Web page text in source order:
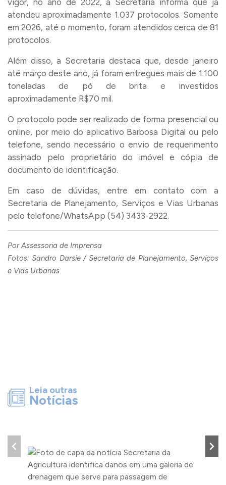
vigor, no ano de 2022, a Secretaria informa que já
atendeu aproximadamente 1.037 protocolos. Somente
em 2026, até o momento, foram atendidos cerca de 81
protocolos.
Além disso, a Secretaria destaca que, desde janeiro
até março deste ano, já foram entregues mais de 1.100
toneladas de pó de brita e investidos
aproximadamente R$70 mil.
O protocolo pode ser realizado de forma presencial ou
online, por meio do aplicativo Barbosa Digital ou pelo
telefone, sendo necessário o envio de requerimento
assinado pelo proprietário do imóvel e cópia de
documento de identificação.
Em caso de dúvidas, entre em contato com a
Secretaria de Planejamento, Serviços e Vias Urbanas
pelo telefone/WhatsApp (54) 3433-2922.
Por Assessoria de Imprensa
Fotos: Sandro Darsie / Secretaria de Planejamento, Serviços
e Vias Urbanas
Leia outras
Notícias